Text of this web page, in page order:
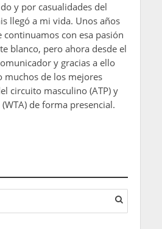
y por casualidades del
llegó a mi vida. Unos años
continuamos con esa pasión
blanco, pero ahora desde el
y gracias a ello
muchos de los mejores
circuito masculino (ATP) y
de forma presencial.